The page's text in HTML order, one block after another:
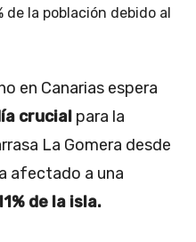
de la población debido al
en Canarias espera
crucial para la
La Gomera desde
afectado a una
de la isla.